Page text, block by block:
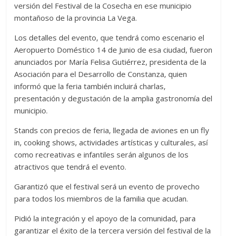
versión del Festival de la Cosecha en ese municipio
montañoso de la provincia La Vega.
Los detalles del evento, que tendrá como escenario el
Aeropuerto Doméstico 14 de Junio de esa ciudad, fueron
anunciados por María Felisa Gutiérrez, presidenta de la
Asociación para el Desarrollo de Constanza, quien
informó que la feria también incluirá charlas,
presentación y degustación de la amplia gastronomía del
municipio.
Stands con precios de feria, llegada de aviones en un fly
in, cooking shows, actividades artísticas y culturales, así
como recreativas e infantiles serán algunos de los
atractivos que tendrá el evento.
Garantizó que el festival será un evento de provecho
para todos los miembros de la familia que acudan.
Pidió la integración y el apoyo de la comunidad, para
garantizar el éxito de la tercera versión del festival de la